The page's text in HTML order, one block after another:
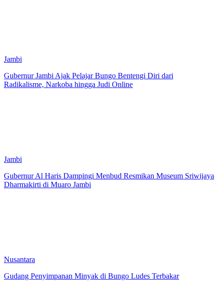
Jambi
Gubernur Jambi Ajak Pelajar Bungo Bentengi Diri dari
Radikalisme, Narkoba hingga Judi Online
Jambi
Gubernur Al Haris Dampingi Menbud Resmikan Museum Sriwijaya
Dharmakirti di Muaro Jambi
Nusantara
Gudang Penyimpanan Minyak di Bungo Ludes Terbakar